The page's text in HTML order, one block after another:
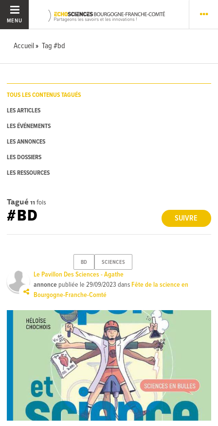
MENU
Accueil Tag #bd
TOUS LES CONTENUS TAGUÉS
LES ARTICLES
LES ÉVÉNEMENTS
LES ANNONCES
LES DOSSIERS
LES RESSOURCES
Tagué 11 fois
SUIVRE
#BD
BD SCIENCES
Le Pavillon Des Sciences - Agathe
annonce publiée le29/09/2023 dansFête de la science en
Bourgogne-Franche-Comté